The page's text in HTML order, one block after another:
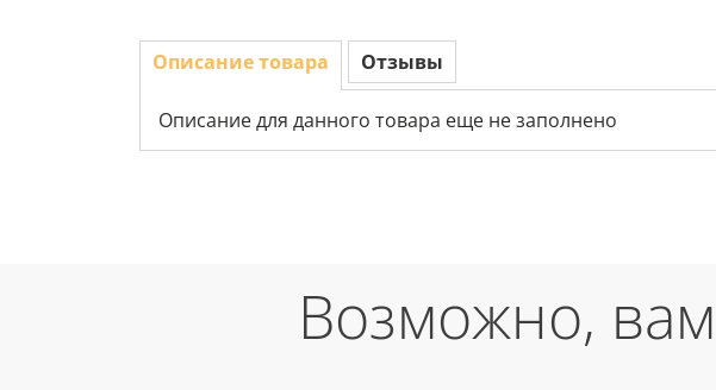
Описание товара Отзывы
Описание для данного товара еще не заполнено
Возможно,